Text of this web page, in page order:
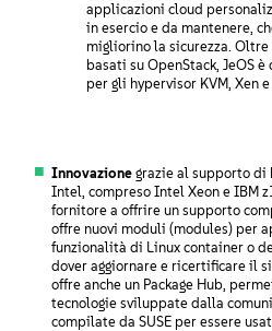
applicazioni cloud
in esercio e da mantenere,
migliorino la sicurezza.
basati su OpenStack, JeOS
per gli hypervisor KVM, Xen
Innovazione grazie al supporto di
Intel, compreso Intel Xeon e IBM
fornitore a offrire un supporto
offre nuovi moduli (modules) per
funzionalità di Linux container o
dover aggiornare e ricertificare il
offre anche un Package Hub,
tecnologie sviluppate dalla
compilate da SUSE per essere